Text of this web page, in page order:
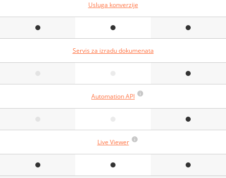
Usluga konverzije
Servis za izradu dokumenata
Automation API
Live Viewer